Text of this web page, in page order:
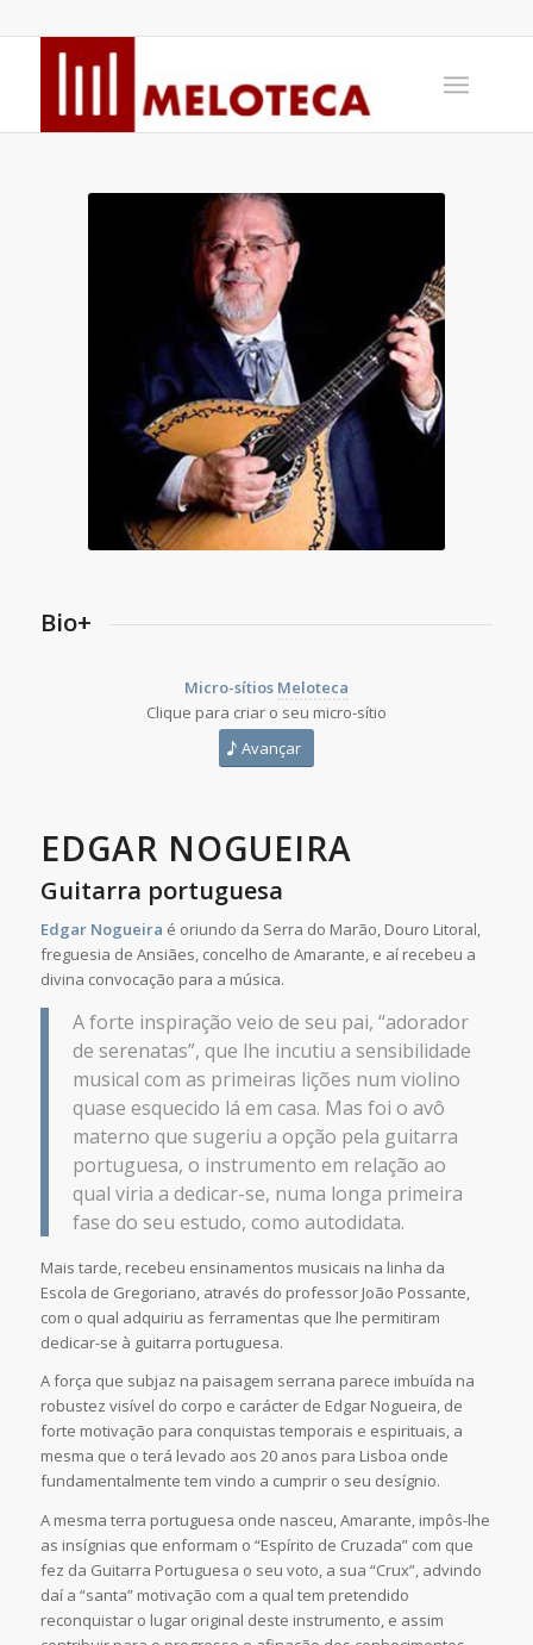
Bio+
Micro-sítios Meloteca
Clique para criar o seu micro-sítio
Avançar
EDGAR NOGUEIRA
Guitarra portuguesa
Edgar Nogueira é oriundo da Serra do Marão, Douro Litoral,
freguesia de Ansiães, concelho de Amarante, e aí recebeu a
divina convocação para a música.
A forte inspiração veio de seu pai, “adorador
de serenatas”, que lhe incutiu a sensibilidade
musical com as primeiras lições num violino
quase esquecido lá em casa. Mas foi o avô
materno que sugeriu a opção pela guitarra
portuguesa, o instrumento em relação ao
qual viria a dedicar-se, numa longa primeira
fase do seu estudo, como autodidata.
Mais tarde, recebeu ensinamentos musicais na linha da
Escola de Gregoriano, através do professor João Possante,
com o qual adquiriu as ferramentas que lhe permitiram
dedicar-se à guitarra portuguesa.
A força que subjaz na paisagem serrana parece imbuída na
robustez visível do corpo e carácter de Edgar Nogueira, de
forte motivação para conquistas temporais e espirituais, a
mesma que o terá levado aos 20 anos para Lisboa onde
fundamentalmente tem vindo a cumprir o seu desígnio.
A mesma terra portuguesa onde nasceu, Amarante, impôs-lhe
as insígnias que enformam o “Espírito de Cruzada” com que
fez da Guitarra Portuguesa o seu voto, a sua “Crux”, advindo
daí a “santa” motivação com a qual tem pretendido
reconquistar o lugar original deste instrumento, e assim